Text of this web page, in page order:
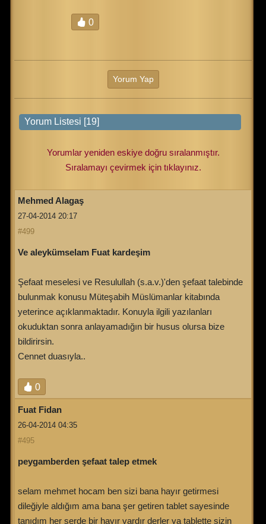
0
Yorum Yap
Yorumlar yeniden eskiye doğru sıralanmıştır.
Sıralamayı çevirmek için tıklayınız.
Mehmed Alagaş
27-04-2014 20:17
#499
Ve aleykümselam Fuat kardeşim
Şefaat meselesi ve Resulullah (s.a.v.)'den şefaat talebinde
bulunmak konusu Müteşabih Müslümanlar kitabında
yeterince açıklanmaktadır. Konuyla ilgili yazılanları
okuduktan sonra anlayamadığın bir husus olursa bize
bildirirsin.
Cennet duasıyla..
0
Fuat Fidan
26-04-2014 04:35
#495
peygamberden şefaat talep etmek
selam mehmet hocam ben sizi bana hayır getirmesi
dileğiyle aldığım ama bana şer getiren tablet sayesinde
tanıdım her şerde bir hayır vardır derler ya tablette sizin